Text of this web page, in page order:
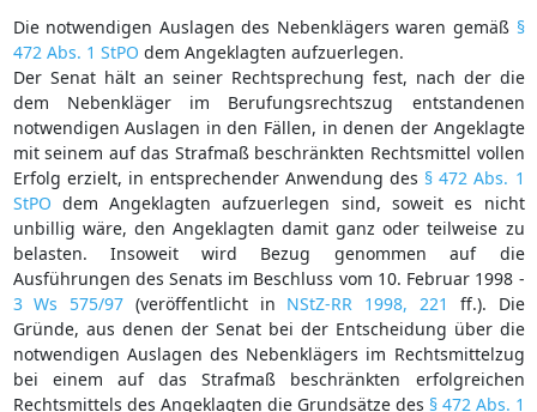
Die notwendigen Auslagen des Nebenklägers waren gemäß §
472 Abs. 1 StPO dem Angeklagten aufzuerlegen.
Der Senat hält an seiner Rechtsprechung fest, nach der die
dem Nebenkläger im Berufungsrechtszug entstandenen
notwendigen Auslagen in den Fällen, in denen der Angeklagte
mit seinem auf das Strafmaß beschränkten Rechtsmittel vollen
Erfolg erzielt, in entsprechender Anwendung des § 472 Abs. 1
StPO dem Angeklagten aufzuerlegen sind, soweit es nicht
unbillig wäre, den Angeklagten damit ganz oder teilweise zu
belasten. Insoweit wird Bezug genommen auf die
Ausführungen des Senats im Beschluss vom 10. Februar 1998 -
3 Ws 575/97 (veröffentlicht in NStZ-RR 1998, 221
ff.). Die
Gründe, aus denen der Senat bei der Entscheidung über die
notwendigen Auslagen des Nebenklägers im Rechtsmittelzug
bei einem auf das Strafmaß beschränkten erfolgreichen
Rechtsmittels des Angeklagten die Grundsätze des § 472 Abs. 1